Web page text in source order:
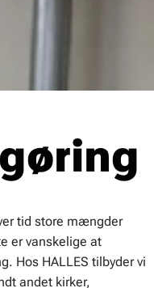
tid store mængder
er vanskelige at
Hos HALLES tilbyder vi
andet kirker,